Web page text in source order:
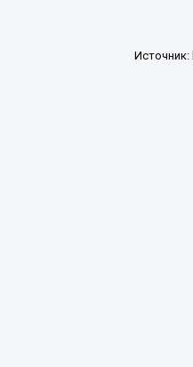
Источник: